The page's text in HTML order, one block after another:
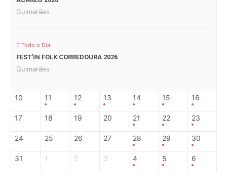
Guimarães
Todo o Dia
FEST’IN FOLK CORREDOURA 2026
Guimarães
10 11 12 13 14 15 16
17 18 19 20 21 22 23
24 25 26 27 28 29 30
31 1 2 3 4 5 6